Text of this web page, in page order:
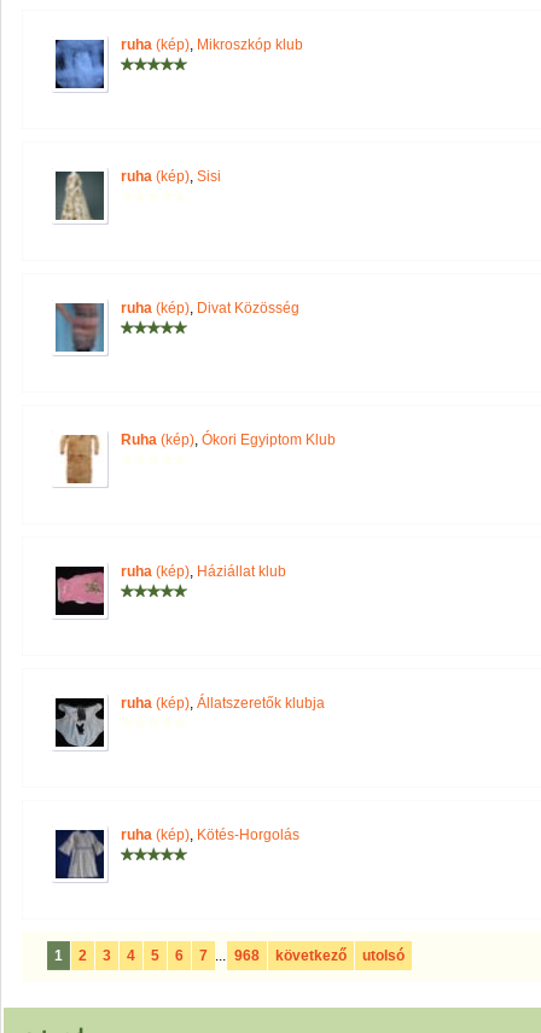
ruha (kép), Mikroszkóp klub
ruha (kép), Sisi
ruha (kép), Divat Közösség
Ruha (kép), Ókori Egyiptom Klub
ruha (kép), Háziállat klub
ruha (kép), Állatszeretők klubja
ruha (kép), Kötés-Horgolás
1 2 3 4 5 6 7 ... 968 következő utolsó